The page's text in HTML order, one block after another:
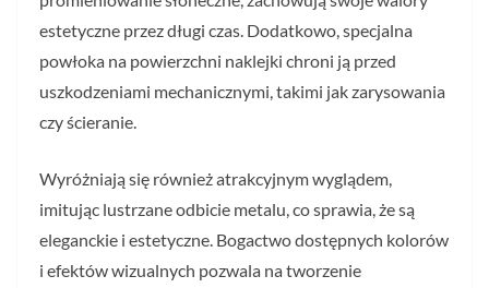
estetyczne przez długi czas. Dodatkowo, specjalna
powłoka na powierzchni naklejki chroni ją przed
uszkodzeniami mechanicznymi, takimi jak zarysowania
czy ścieranie.
Wyróżniają się również atrakcyjnym wyglądem,
imitując lustrzane odbicie metalu, co sprawia, że są
eleganckie i estetyczne. Bogactwo dostępnych kolorów
i efektów wizualnych pozwala na tworzenie